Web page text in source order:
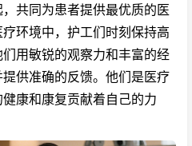
共同为患者提供最优质的医
环境中，护工们时刻保持高
用敏锐的观察力和丰富的经
供准确的反馈。他们是医疗
康和康复贡献着自己的力